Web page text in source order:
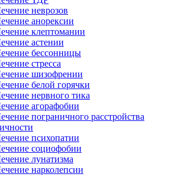
неврозов
анорексии
клептомании
астении
бессонницы
стресса
шизофрении
белой горячки
нервного тика
агорафобии
пограничного расстройства
психопатии
социофобии
лунатизма
нарколепсии